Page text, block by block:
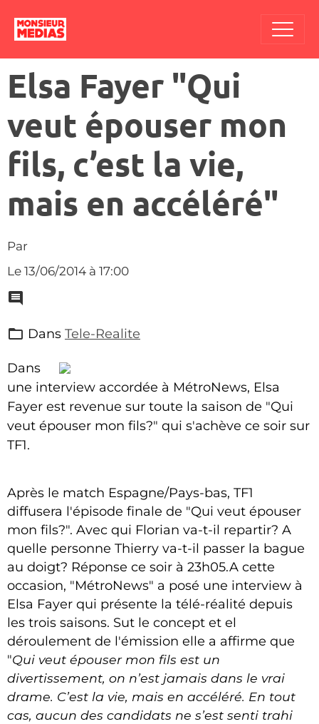
Elsa Fayer "Qui
veut épouser mon
fils, c’est la vie,
mais en accéléré"
Par
Le 13/06/2014 à 17:00
Dans Tele-Realite
Dans
une interview accordée à MétroNews, Elsa
Fayer est revenue sur toute la saison de "Qui
veut épouser mon fils?" qui s'achève ce soir sur
TF1.
Après le match Espagne/Pays-bas, TF1
diffusera l'épisode finale de "Qui veut épouser
mon fils?". Avec qui Florian va-t-il repartir? A
quelle personne Thierry va-t-il passer la bague
au doigt? Réponse ce soir à 23h05.A cette
occasion, "MétroNews" a posé une interview à
Elsa Fayer qui présente la télé-réalité depuis
les trois saisons. Sut le concept et el
déroulement de l'émission elle a affirme que
"Qui veut épouser mon fils est un
divertissement, on n’est jamais dans le vrai
drame. C’est la vie, mais en accéléré. En tout
cas, aucun des candidats ne s’est senti trahi